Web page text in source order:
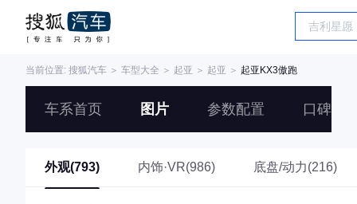
当前位置: 搜狐汽车 ＞ 车型大全 ＞ 起亚 ＞ 起亚 ＞ 起亚KX3傲跑
车系首页 图片 参数配置 口碑
外观(793) 内饰·VR(986) 底盘/动力(216)